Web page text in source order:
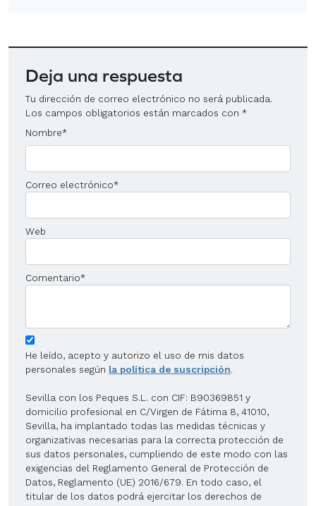
Deja una respuesta
Tu dirección de correo electrónico no será publicada.
Los campos obligatorios están marcados con *
Nombre*
Correo electrónico*
Web
Comentario*
He leído, acepto y autorizo el uso de mis datos
personales según la política de suscripción.
Sevilla con los Peques S.L. con CIF: B90369851 y
domicilio profesional en C/Virgen de Fátima 8, 41010,
Sevilla, ha implantado todas las medidas técnicas y
organizativas necesarias para la correcta protección de
sus datos personales, cumpliendo de este modo con las
exigencias del Reglamento General de Protección de
Datos, Reglamento (UE) 2016/679. En todo caso, el
titular de los datos podrá ejercitar los derechos de